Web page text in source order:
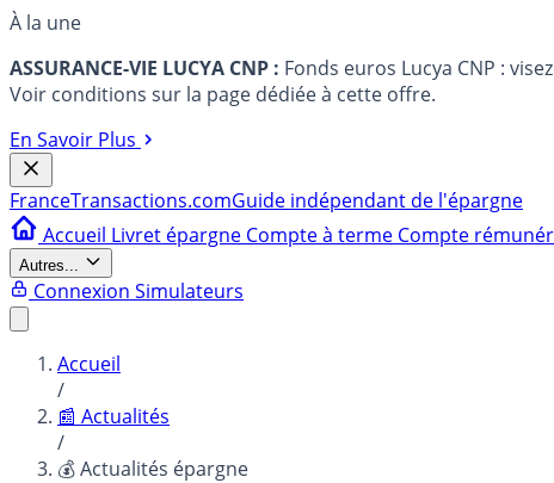
À la une
ASSURANCE-VIE LUCYA CNP : Fonds euros Lucya CNP :
Voir conditions sur la page dédiée à cette offre.
En Savoir Plus
FranceTransactions.comGuide indépendant de l'épargne
Accueil Livret épargne Compte à terme Compte
Autres...
Connexion Simulateurs
Accueil
/
📰 Actualités
/
💰 Actualités épargne